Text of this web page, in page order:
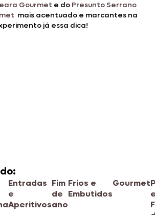
Gourmet e do Presunto Serrano
mais acentuado e marcantes na
já essa dica!
Entradas
e
Aperitivos
Fim
de
ano
Frios e
Embutidos
Gourmet